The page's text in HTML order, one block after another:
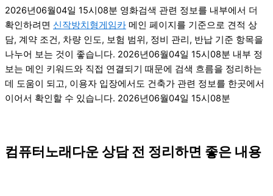
2026년06월04일 15시08분 영화검색 관련 정보를 내부에서 더
확인하려면 신작방치형게임카 메인 페이지를 기준으로 견적 상
담, 계약 조건, 차량 인도, 보험 범위, 정비 관리, 반납 기준 항목을
나누어 보는 것이 좋습니다. 2026년06월04일 15시08분 내부 정
보는 메인 키워드와 직접 연결되기 때문에 검색 흐름을 정리하는
데 도움이 되고, 이용자 입장에서도 건축가 관련 정보를 한곳에서
이어서 확인할 수 있습니다. 2026년06월04일 15시08분
컴퓨터노래다운 상담 전 정리하면 좋은 내용